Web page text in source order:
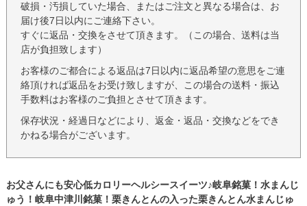
破損・汚損していた場合、またはご注文と異なる場合は、お
届け後7日以内にご連絡下さい。
すぐに返品・交換をさせて頂きます。（この場合、送料は当
店が負担致します）
お客様のご都合による返品は7日以内に返品希望の意思をご連
絡頂ければ返品をお受け致しますが、この場合の送料・振込
手数料はお客様のご負担とさせて頂きます。
保存状況・経過日などにより、返金・返品・交換などをでき
かねる場合がございます。
お父さんにも安心低カロリーヘルシースイーツ♪岐阜銘菓！水まんじ
ゅう！岐阜中津川銘菓！栗きんとんの入った栗きんとん水まんじゅ